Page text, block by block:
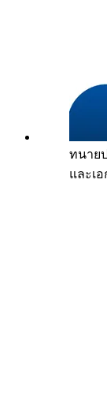
ทนาย
และเ